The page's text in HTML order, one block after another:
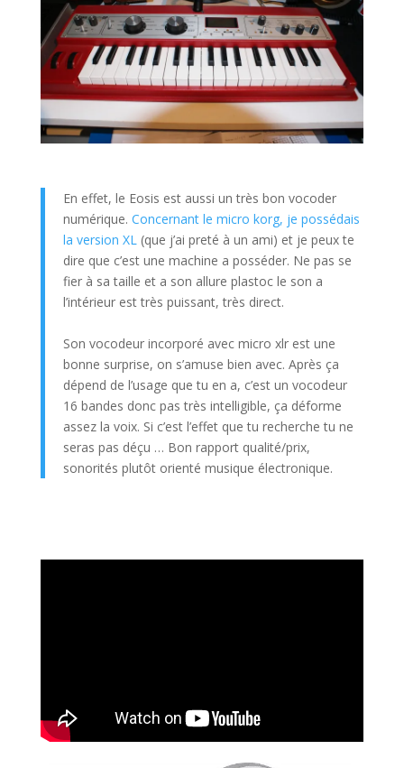
En effet, le Eosis est aussi un très bon vocoder
numérique. Concernant le micro korg, je possédais
la version XL(que j’ai preté à un ami) et je peux te
dire que c’est une machine a posséder. Ne pas se
fier à sa taille et a son allure plastoc le son a
l’intérieur est très puissant, très direct.
Son vocodeur incorporé avec micro xlr est une
bonne surprise, on s’amuse bien avec. Après ça
dépend de l’usage que tu en a, c’est un vocodeur
16 bandes donc pas très intelligible, ça déforme
assez la voix. Si c’est l’effet que tu recherche tu ne
seras pas déçu … Bon rapport qualité/prix,
sonorités plutôt orienté musique électronique.